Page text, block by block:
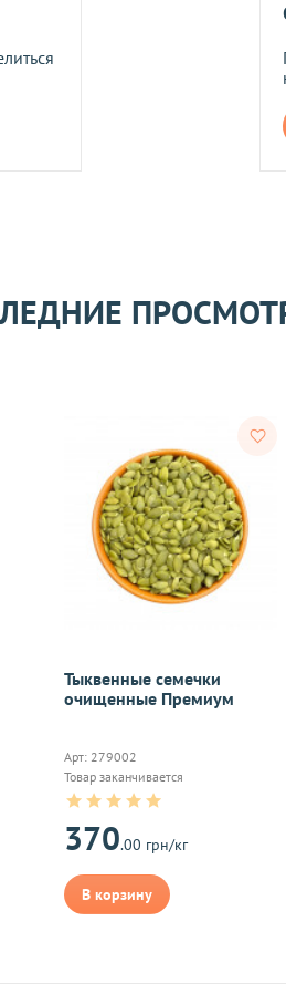
Тыквенные семечки
очищенные Премиум
Арт: 279002
Товар заканчивается
370.00 грн/кг
В корзину